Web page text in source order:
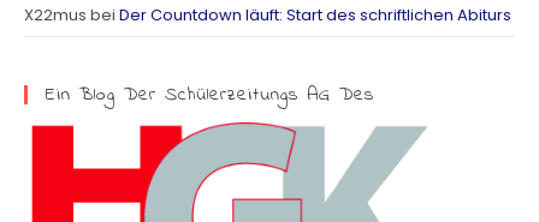
m
X22mus bei Der Countdown läuft: Start des schriftlichen Abiturs
Ein Blog Der Schülerzeitungs AG Des